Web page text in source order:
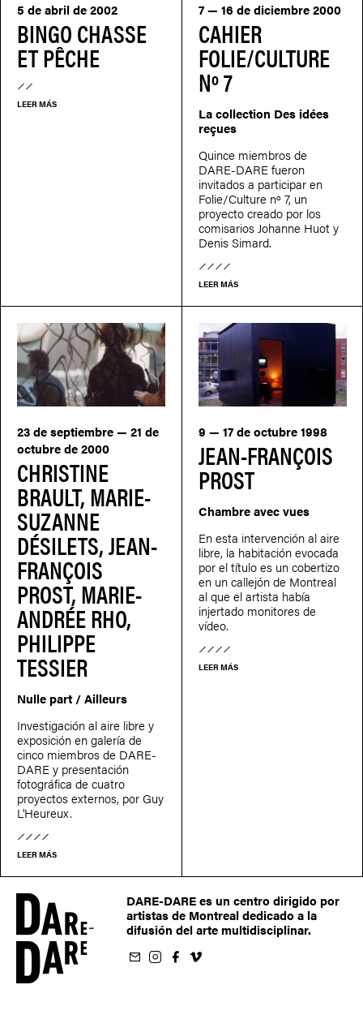
BINGO CHASSE
ET PÊCHE
5 de abril de 2002
LEER MÁS
CAHIER
FOLIE/CULTURE
Nº 7
7 — 16 de diciembre 2000
La collection Des idées
reçues
Quince miembros de
DARE-DARE fueron
invitados a participar en
Folie/Culture nº 7, un
proyecto creado por los
comisarios Johanne Huot y
Denis Simard.
LEER MÁS
CHRISTINE
BRAULT, MARIE-
SUZANNE
DÉSILETS, JEAN-
FRANÇOIS
PROST, MARIE-
ANDRÉE RHO,
PHILIPPE
TESSIER
23 de septiembre — 21 de
octubre de 2000
Nulle part / Ailleurs
Investigación al aire libre y
exposición en galería de
cinco miembros de DARE-
DARE y presentación
fotográfica de cuatro
proyectos externos, por Guy
L'Heureux.
LEER MÁS
JEAN-FRANÇOIS
PROST
9 — 17 de octubre 1998
Chambre avec vues
En esta intervención al aire
libre, la habitación evocada
por el título es un cobertizo
en un callejón de Montreal
al que el artista había
injertado monitores de
vídeo.
LEER MÁS
DARE-DARE es un centro dirigido por
artistas de Montreal dedicado a la
difusión del arte multidisciplinar.
sur Instagram
sur Facebook
nous sur Vimeo